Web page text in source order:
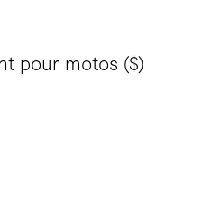
pour motos ($)